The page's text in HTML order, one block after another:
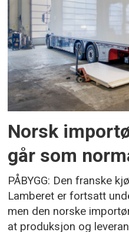
Norsk
går som
PÅBYGG: Den franske
Lamberet er fortsatt
men den norske
at produksjon og